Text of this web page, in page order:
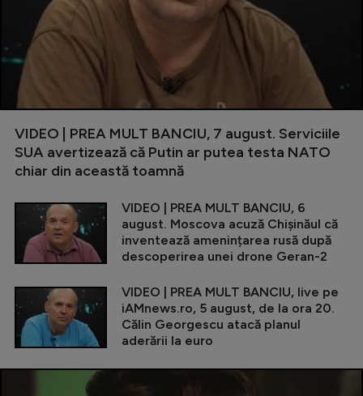
VIDEO | PREA MULT BANCIU, 7 august. Serviciile
SUA avertizează că Putin ar putea testa NATO
chiar din această toamnă
VIDEO | PREA MULT BANCIU, 6
august. Moscova acuză Chișinăul că
inventează amenințarea rusă după
descoperirea unei drone Geran-2
VIDEO | PREA MULT BANCIU, live pe
iAMnews.ro, 5 august, de la ora 20.
Călin Georgescu atacă planul
aderării la euro